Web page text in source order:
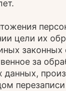
цели их
законных
за
данных,